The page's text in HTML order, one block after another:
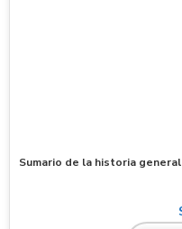
Sumario de la historia